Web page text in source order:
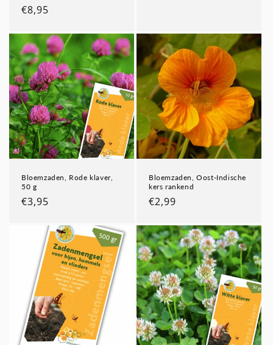
Normale
€8,95
Bloemzaden, Rode klaver,
50 g
Normale
€3,95
Bloemzaden, Oost-Indische
kers rankend
Normale
€2,99